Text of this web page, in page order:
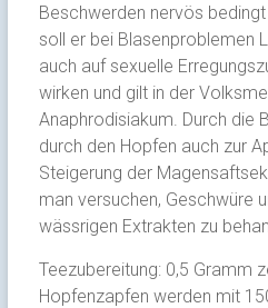
Beschwerden nervös
soll er bei Blasenproblemen
auch auf sexuelle
wirken und gilt in der
Anaphrodisiakum. Durch die
durch den Hopfen auch zur
Steigerung der
man versuchen, Geschwüre
wässrigen Extrakten zu
Teezubereitung: 0,5 Gramm
Hopfenzapfen werden mit